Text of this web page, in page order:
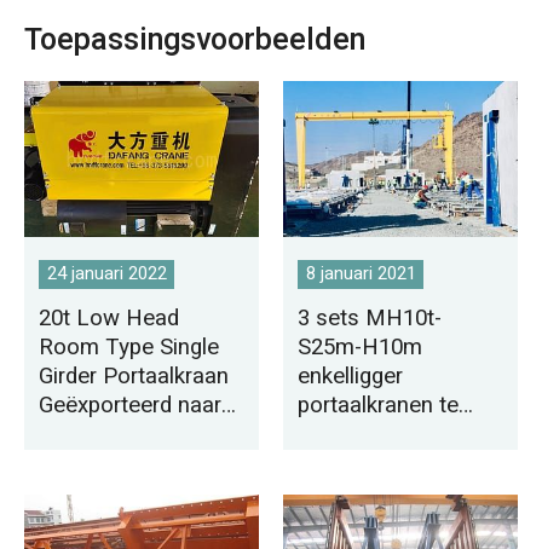
Toepassingsvoorbeelden
24 januari 2022
20t Low Head
Room Type Single
Girder Portaalkraan
Geëxporteerd naar
8 januari 2021
3 sets MH10t-
S25m-H10m
enkelligger
portaalkranen te